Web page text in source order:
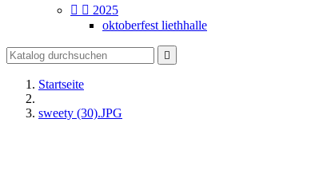
  2025
oktoberfest liethhalle

Startseite
sweety (30).JPG